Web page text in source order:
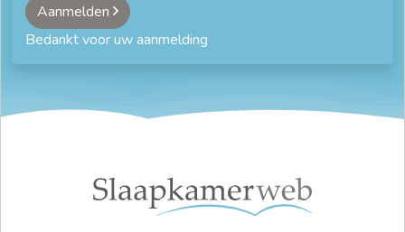
Aanmelden
Bedankt voor uw aanmelding